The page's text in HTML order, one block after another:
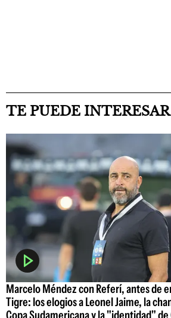
TE PUEDE INTERESAR
Marcelo Méndez con Referí, antes de
Tigre: los elogios a Leonel Jaime, la
Copa Sudamericana y la "identidad"